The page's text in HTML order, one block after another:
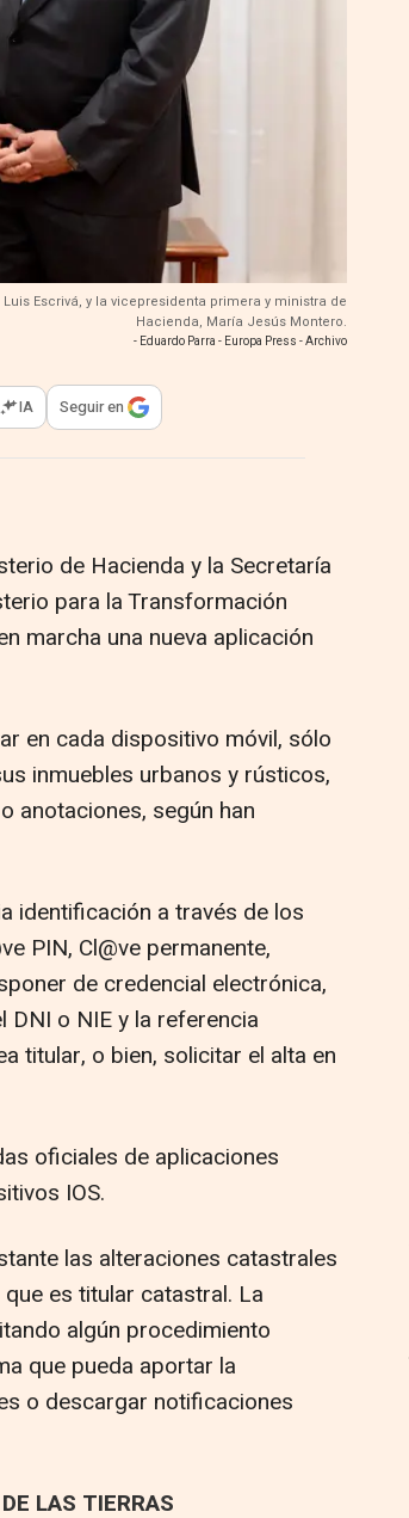
Escrivá, y la vicepresidenta primera y ministra de
Hacienda, María Jesús Montero.
- Eduardo Parra - Europa Press - Archivo
opciones para compartir
IA Seguir en
de Hacienda y la Secretaría
para la Transformación
marcha una nueva aplicación
en cada dispositivo móvil, sólo
inmuebles urbanos y rústicos,
anotaciones, según han
identificación a través de los
PIN, Cl@ve permanente,
de credencial electrónica,
o NIE y la referencia
titular, o bien, solicitar el alta en
oficiales de aplicaciones
IOS.
las alteraciones catastrales
es titular catastral. La
algún procedimiento
que pueda aportar la
o descargar notificaciones
LAS TIERRAS